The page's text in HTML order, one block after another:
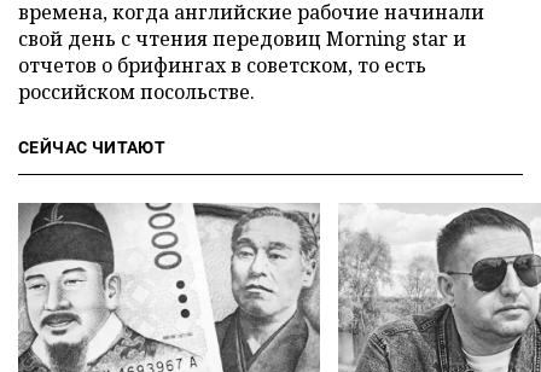
времена, когда английские рабочие начинали
свой день с чтения передовиц Morning star и
отчетов о брифингах в советском, то есть
российском посольстве.
СЕЙЧАС ЧИТАЮТ